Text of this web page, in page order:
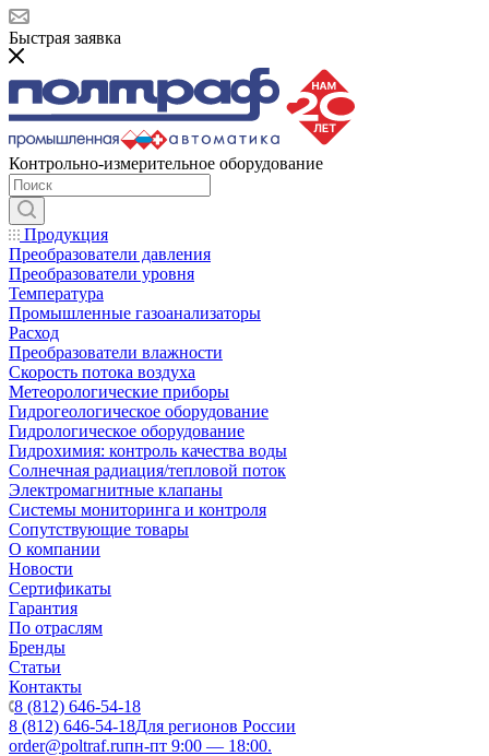
Быстрая заявка
Контрольно-измерительное оборудование
Продукция
Преобразователи давления
Преобразователи уровня
Температура
Промышленные газоанализаторы
Расход
Преобразователи влажности
Скорость потока воздуха
Метеорологические приборы
Гидрогеологическое оборудование
Гидрологическое оборудование
Гидрохимия: контроль качества воды
Солнечная радиация/тепловой поток
Электромагнитные клапаны
Системы мониторинга и контроля
Сопутствующие товары
О компании
Новости
Сертификаты
Гарантия
По отраслям
Бренды
Статьи
Контакты
8 (812) 646-54-18
8 (812) 646-54-18Для регионов России
order@poltraf.ruпн-пт 9:00 — 18:00.